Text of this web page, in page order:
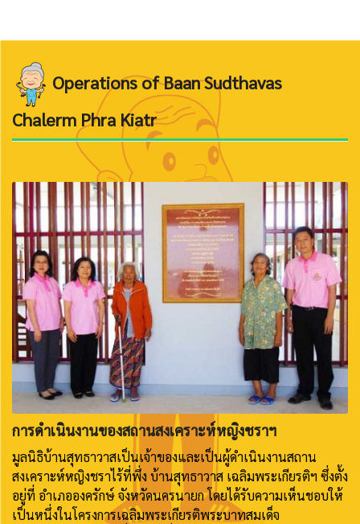
Operations of Baan Sudthavas
Chalerm Phra Kiatr
การดำเนินงานของสถานสงเคราะห์หญิงชราฯ
มูลนิธิบ้านสุทธาวาสเป็นเจ้าของและเป็นผู้ดำเนินงานสถาน
สงเคราะห์หญิงชราไร้ที่พึ่ง บ้านสุทธาวาส เฉลิมพระเกียรติฯ ซึ่งตั้ง
อยู่ที่ อำเภอองครักษ์ จังหวัดนครนายก โดยได้รับความเห็นชอบให้
เป็นหนึ่งในโครงการเฉลิมพระเกียรติพระบาทสมเด็จ